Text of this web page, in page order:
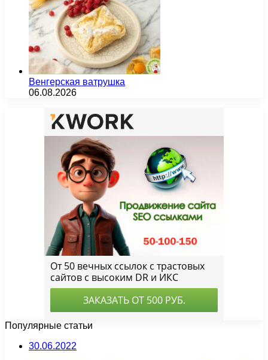
Венгерская ватрушка
06.08.2026
Популярные статьи
30.06.2022